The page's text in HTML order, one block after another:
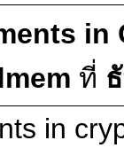
in
ที่
in